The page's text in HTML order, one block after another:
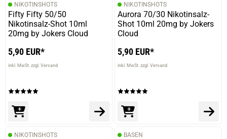
13.09.2022 — via
Trustedshops.de
Levente B.
verifizierter Onlinekauf.
Die Bewertung erfolgte ohne Abgabe eines Kommentars
NIKOTINSHOTS
Fifty Fifty 50/50
Nikotinsalz-Shot 10ml
20mg by Jokers Cloud
5,90 EUR*
inkl. MwSt. zzgl. Versand
NIKOTINSHOTS
Aurora 70/30 Nikotinsalz-
Shot 10ml 20mg by Jokers
Cloud
5,90 EUR*
inkl. MwSt. zzgl. Versand
NIKOTINSHOTS BASEN